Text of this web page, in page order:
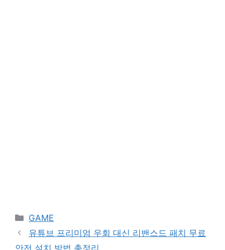
Categories
GAME
유튜브 프리미엄 우회 대신 리밴스드 패치 무료
안전 설치 방법 총정리